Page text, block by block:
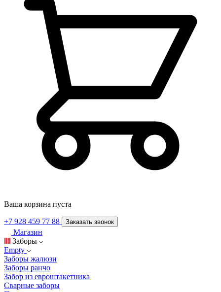
Ваша корзина пуста
+7 928 459 77 88 Заказать звонок
Магазин
Заборы
Empty
Заборы жалюзи
Заборы ранчо
Забор из евроштакетника
Сварные заборы